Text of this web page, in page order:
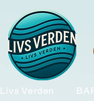
Livs Verden